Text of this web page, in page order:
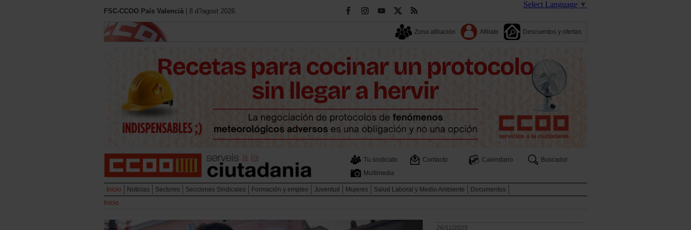
FSC-CCOO País Valencià | 8 d?agost 2026.
Select Language ▼
Zona afiliación Afiliate Descuentos y ofertas
Tu sindicato Contacto Calendario
Buscador
Multimedia
Inicio Noticias Sectores Secciones Sindicales Formación y empleo Juventud Mujeres Salud Laboral y Medio Ambiente
Documentos
Inicio
26/11/2025